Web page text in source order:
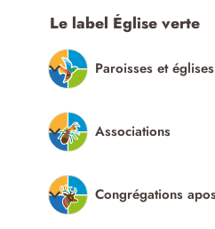
Le label Église verte
Paroisses et
Associations
Congrégations